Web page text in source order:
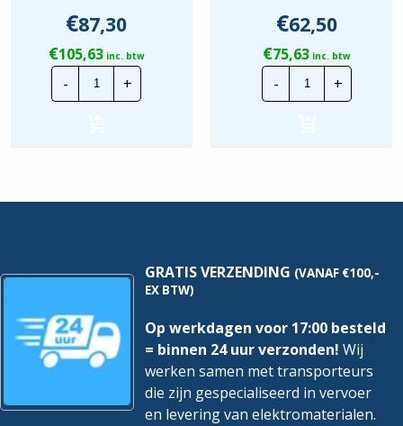
€87,30
€105,63inc. btw
-
Schneider
Electric
Schemerschakelaar
+
€62,50
€75,63 inc. btw
-
Steinel
L1 +
GRATIS VERZENDING (VANAF €100,-
EX BTW)
Op werkdagen voor 17:00 besteld
= binnen 24 uur verzonden! Wij
werken samen met transporteurs
die zijn gespecialiseerd in vervoer
en levering van elektromaterialen.